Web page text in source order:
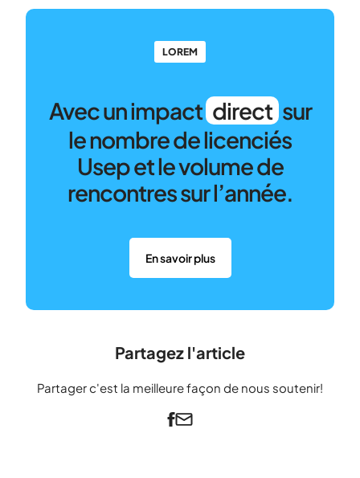
LOREM
Avec un impact direct sur
le nombre de licenciés
Usep et le volume de
rencontres sur l’année.
En savoir plus
Partagez l'article
Partager c'est la meilleure façon de nous soutenir!